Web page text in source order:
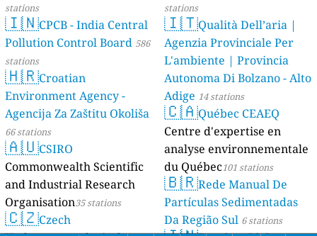
stations
🇮🇳CPCB - India Central
Pollution Control Board 586
stations
🇭🇷Croatian
Environment Agency -
Agencija Za Zaštitu Okoliša
66 stations
🇦🇺CSIRO
Commonwealth Scientific
and Industrial Research
Organisation35 stations
🇨🇿Czech
stations
🇮🇹Qualità Dell’aria |
Agenzia Provinciale Per
L'ambiente | Provincia
Autonoma Di Bolzano - Alto
Adige 14 stations
🇨🇦Québec CEAEQ
Centre d'expertise en
analyse environnementale
du Québec101 stations
🇧🇷Rede Manual De
Partículas Sedimentadas
Da Região Sul 6 stations